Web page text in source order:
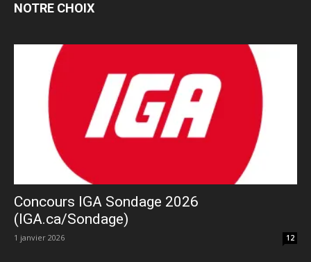
NOTRE CHOIX
Concours IGA Sondage 2026
(IGA.ca/Sondage)
1 janvier 2026 12